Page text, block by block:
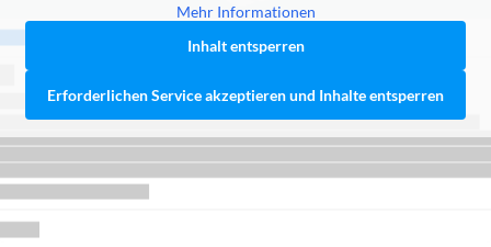
Mehr Informationen
Inhalt entsperren
Erforderlichen Service akzeptieren und Inhalte entsperren